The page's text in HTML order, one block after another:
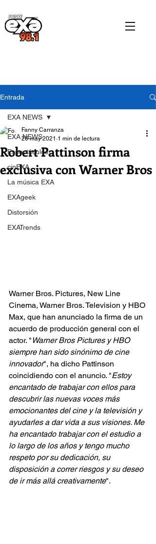
Entrada
EXA NEWS
Espectáculos
cinEXA
La música EXA
EXAgeek
Distorsión
EXATrends
EXA NEWS
Robert Pattinson firma
exclusiva con Warner Bros
Fanny Carranza
26 may 2021 1 min de lectura
Warner Bros. Pictures, New Line
Cinema, Warner Bros. Television y HBO
Max, que han anunciado la firma de un
acuerdo de producción general con el
actor. " Warner Bros Pictures y HBO
siempre han sido sinónimo de cine
innovador", ha dicho Pattinson
coincidiendo con el anuncio. "Estoy
encantado de trabajar con ellos para
descubrir las nuevas voces más
emocionantes del cine y la televisión y
ayudarles a dar vida a sus visiones. Me
ha encantado trabajar con el estudio a
lo largo de los años y tengo mucho
respeto por su dedicación, su
disposición a correr riesgos y su deseo
de ir más allá creativamente".